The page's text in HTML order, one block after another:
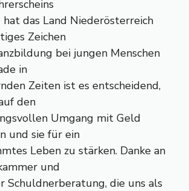
hat das Land Niederösterreich
Zeichen
bei jungen Menschen
in
Zeiten ist es entscheidend,
den
Umgang mit Geld
und sie für ein
Leben zu stärken. Danke an
und
Schuldnerberatung, die uns als